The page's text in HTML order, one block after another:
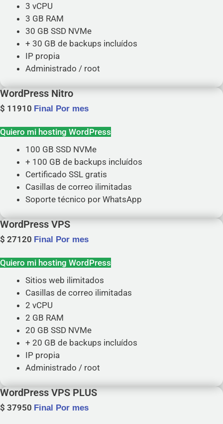
3 vCPU
3 GB RAM
30 GB SSD NVMe
+ 30 GB de backups incluídos
IP propia
Administrado / root
WordPress Nitro
$ 11910 Final Por mes
100 GB SSD NVMe
+ 100 GB de backups incluídos
Certificado SSL gratis
Casillas de correo ilimitadas
Soporte técnico por WhatsApp
Quiero mi hosting WordPress
WordPress VPS
$ 27120 Final Por mes
Sitios web ilimitados
Casillas de correo ilimitadas
2 vCPU
2 GB RAM
20 GB SSD NVMe
+ 20 GB de backups incluídos
IP propia
Administrado / root
Quiero mi hosting WordPress
WordPress VPS PLUS
$ 37950 Final Por mes